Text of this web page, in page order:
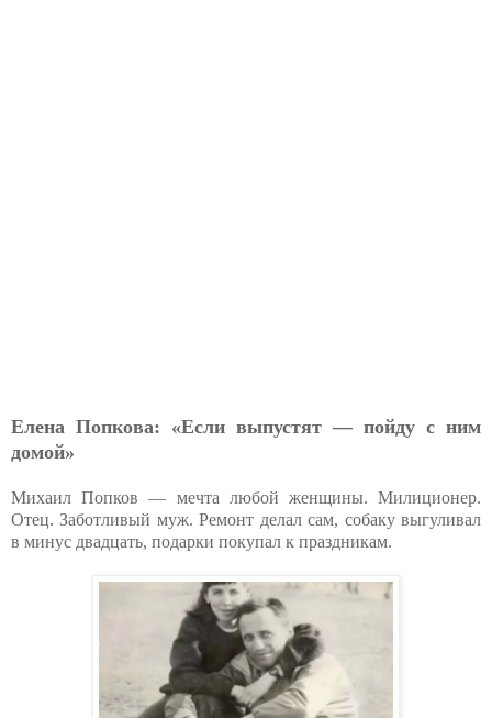
Елена Попкова: «Если выпустят — пойду с ним
домой»
Михаил Попков — мечта любой женщины. Милиционер.
Отец. Заботливый муж. Ремонт делал сам, собаку выгуливал
в минус двадцать, подарки покупал к праздникам.